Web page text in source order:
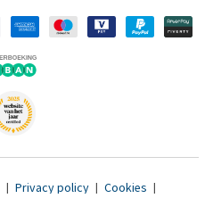
| Privacy policy | Cookies |